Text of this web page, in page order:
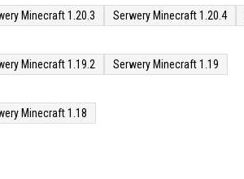
Minecraft 1.20.3 Serwery Minecraft 1.20.4
Minecraft 1.19.2 Serwery Minecraft 1.19
Minecraft 1.18